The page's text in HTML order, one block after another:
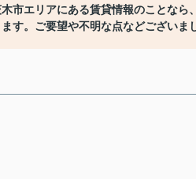
市エリアにある賃貸情報のことなら
す。ご要望や不明な点などございま